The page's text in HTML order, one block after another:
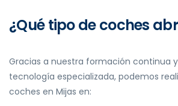
¿Qué tipo de coches
Gracias a nuestra formación continua
tecnología especializada, podemos
coches en Mijas en: